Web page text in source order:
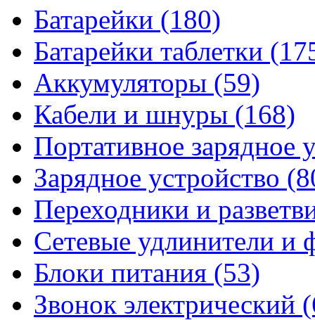
Батарейки (180)
Батарейки таблетки
Аккумуляторы (59)
Кабели и шнуры (168)
Портативное зарядное
Зарядное устройство
Переходники и
Сетевые удлинители и
Блоки питания (53)
Звонок электрический